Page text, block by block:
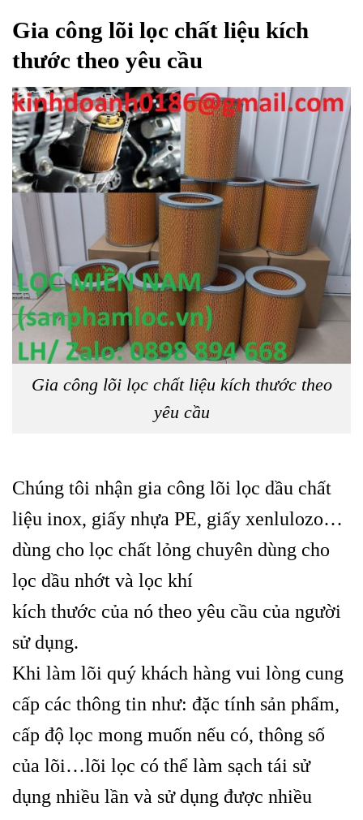
Gia công lõi lọc chất liệu kích
thước theo yêu cầu
Gia công lõi lọc chất liệu kích thước theo
yêu cầu
Chúng tôi nhận gia công lõi lọc dầu chất
liệu inox, giấy nhựa PE, giấy xenlulozo…
dùng cho lọc chất lỏng chuyên dùng cho
lọc dầu nhớt và lọc khí
kích thước của nó theo yêu cầu của người
sử dụng.
Khi làm lõi quý khách hàng vui lòng cung
cấp các thông tin như: đặc tính sản phẩm,
cấp độ lọc mong muốn nếu có, thông số
của lõi…lõi lọc có thể làm sạch tái sử
dụng nhiều lần và sử dụng được nhiều